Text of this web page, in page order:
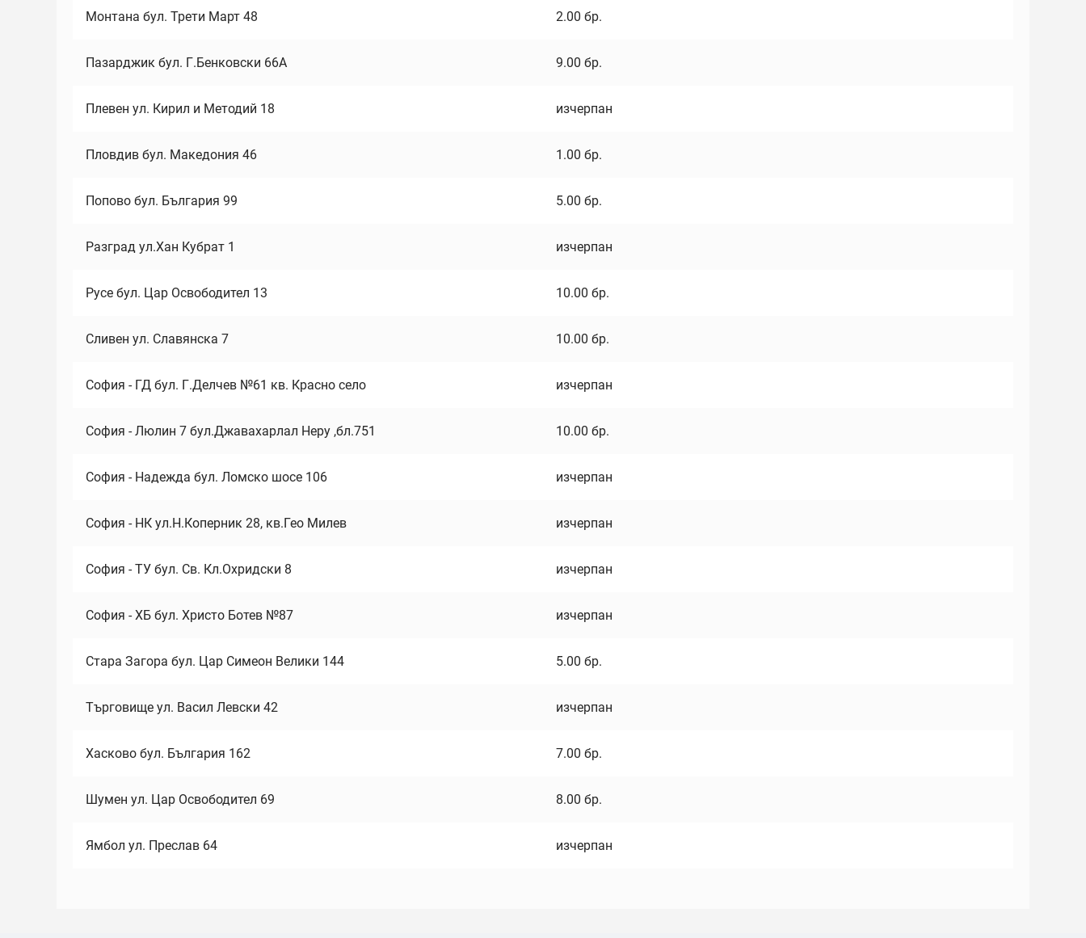
Монтана бул. Трети Март 48 2.00 бр.
Пазарджик бул. Г.Бенковски 66А 9.00 бр.
Плевен ул. Кирил и Методий 18 изчерпан
Пловдив бул. Македония 46 1.00 бр.
Попово бул. България 99 5.00 бр.
Разград ул.Хан Кубрат 1 изчерпан
Русе бул. Цар Освободител 13 10.00 бр.
Сливен ул. Славянска 7 10.00 бр.
София - ГД бул. Г.Делчев №61 кв. Красно село изчерпан
София - Люлин 7 бул.Джавахарлал Неру ,бл.751 10.00 бр.
София - Надежда бул. Ломско шосе 106 изчерпан
София - НК ул.Н.Коперник 28, кв.Гео Милев изчерпан
София - ТУ бул. Св. Кл.Охридски 8 изчерпан
София - ХБ бул. Христо Ботев №87 изчерпан
Стара Загора бул. Цар Симеон Велики 144 5.00 бр.
Търговище ул. Васил Левски 42 изчерпан
Хасково бул. България 162 7.00 бр.
Шумен ул. Цар Освободител 69 8.00 бр.
Ямбол ул. Преслав 64 изчерпан